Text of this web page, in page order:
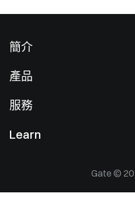
簡介
新聞中心
產品
現貨交易
服務
Learn
Gate Blog
Gate ©